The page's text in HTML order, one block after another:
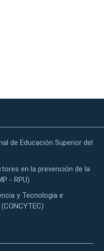
de Educación Superior del
en la prevención de la
- RPU)
y Tecnologia e